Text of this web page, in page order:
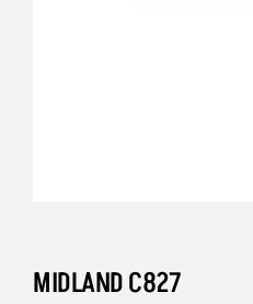
MIDLAND C827